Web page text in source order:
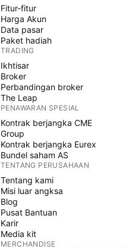
Fitur-fitur
Harga Akun
Data pasar
Paket hadiah
TRADING
Ikhtisar
Broker
Perbandingan broker
The Leap
PENAWARAN SPESIAL
Kontrak berjangka CME
Group
Kontrak berjangka Eurex
Bundel saham AS
TENTANG PERUSAHAAN
Tentang kami
Misi luar angksa
Blog
Pusat Bantuan
Karir
Media kit
MERCHANDISE